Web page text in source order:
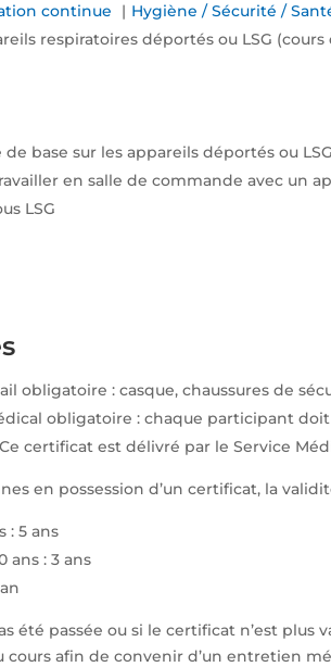
continue
Hygiène / Sécurité /
respiratoires déportés ou LSG
de base sur les appareils déportés ou LSG
en salle de commande avec un
LSG
obligatoire : casque, chaussures de
obligatoire : chaque participant
certificat est délivré par le Service
en possession d’un certificat, la
: 5 ans
ans : 3 ans
été passée ou si le certificat n’est
cours afin de convenir d’un entretien